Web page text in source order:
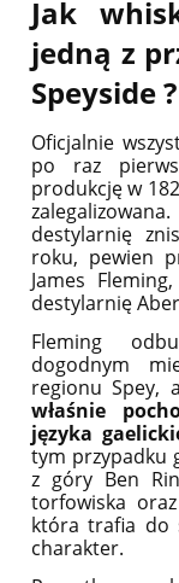
Jak
jedną z
Speyside ?
Oficjalnie
po raz
produkcję w
destylarnię
roku, pewien
James
destylarnię
Fleming
dogodnym
regionu Spey,
właśnie
języka
tym przypadku
z góry Ben
torfowiska
która trafia do
charakter.